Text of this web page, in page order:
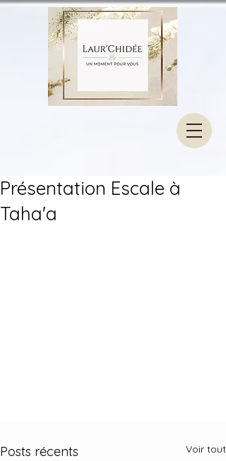
Présentation Escale à
Taha'a
Posts récents Voir tout